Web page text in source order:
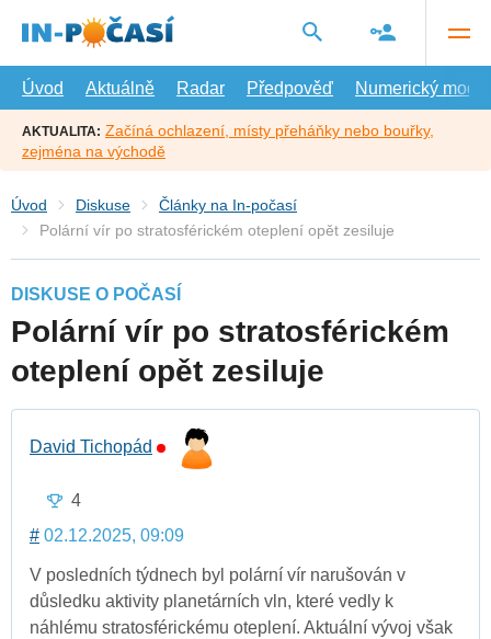
hlavní
Úvod
Aktuálně Radar Předpověď Numerický model
AKTUALITA: Začíná ochlazení, místy přeháňky nebo bouřky,
zejména na východě
Úvod Diskuse
Články na In-počasí
Polární vír po stratosférickém oteplení opět zesiluje
DISKUSE O POČASÍ
Polární vír po stratosférickém
oteplení opět zesiluje
David Tichopád
4
# 02.12.2025, 09:09
V posledních týdnech byl polární vír narušován v
důsledku aktivity planetárních vln, které vedly k
náhlému stratosférickému oteplení. Aktuální vývoj však